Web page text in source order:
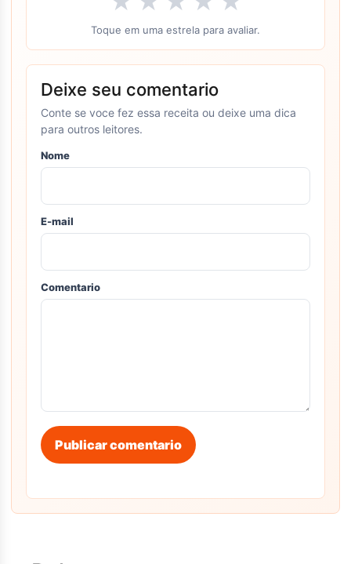
Toque em uma estrela para avaliar.
Deixe seu comentario
Conte se voce fez essa receita ou deixe uma dica
para outros leitores.
Nome
E-mail
Comentario
Publicar comentario